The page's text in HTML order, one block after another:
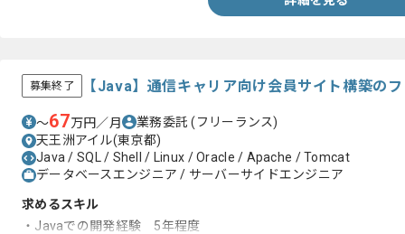
募集終了 【Java】通信キャリア向け会員サイト構築の
〜67万円／月 業務委託(フリーランス)
天王洲アイル(東京都)
Java / SQL / Shell / Linux / Oracle / Apache / Tomcat
データベースエンジニア / サーバーサイドエンジニア
求めるスキル
・Javaでの開発経験 5年程度